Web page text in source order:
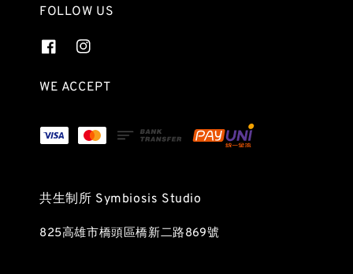
FOLLOW US
WE ACCEPT
共生制所 Symbiosis Studio
825高雄市橋頭區橋新二路869號